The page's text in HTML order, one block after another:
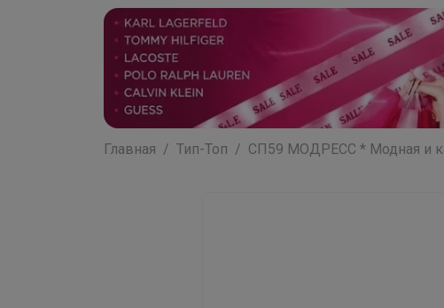
Главная Тип-Топ СП59 МОДРЕСС * Модная и